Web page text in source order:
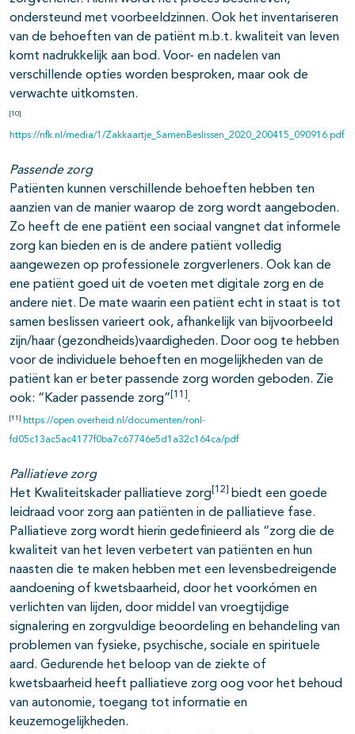
ondersteund met voorbeeldzinnen. Ook het inventariseren
van de behoeften van de patiënt m.b.t. kwaliteit van leven
komt nadrukkelijk aan bod. Voor- en nadelen van
verschillende opties worden besproken, maar ook de
verwachte uitkomsten.
[10]
https://nfk.nl/media/1/Zakkaartje_SamenBeslissen_2020_200415_090916.pdf
Passende zorg
Patiënten kunnen verschillende behoeften hebben ten
aanzien van de manier waarop de zorg wordt aangeboden.
Zo heeft de ene patiënt een sociaal vangnet dat informele
zorg kan bieden en is de andere patiënt volledig
aangewezen op professionele zorgverleners. Ook kan de
ene patiënt goed uit de voeten met digitale zorg en de
andere niet. De mate waarin een patiënt echt in staat is tot
samen beslissen varieert ook, afhankelijk van bijvoorbeeld
zijn/haar (gezondheids)vaardigheden. Door oog te hebben
voor de individuele behoeften en mogelijkheden van de
patiënt kan er beter passende zorg worden geboden. Zie
ook: “Kader passende zorg” [11] .
[11] https://open.overheid.nl/documenten/ronl-
fd05c13ac5ac4177f0ba7c67746e5d1a32c164ca/pdf
Palliatieve zorg
Het Kwaliteitskader palliatieve zorg [12]
biedt een goede
leidraad voor zorg aan patiënten in de palliatieve fase.
Palliatieve zorg wordt hierin gedefinieerd als “zorg die de
kwaliteit van het leven verbetert van patiënten en hun
naasten die te maken hebben met een levensbedreigende
aandoening of kwetsbaarheid, door het voorkómen en
verlichten van lijden, door middel van vroegtijdige
signalering en zorgvuldige beoordeling en behandeling van
problemen van fysieke, psychische, sociale en spirituele
aard. Gedurende het beloop van de ziekte of
kwetsbaarheid heeft palliatieve zorg oog voor het behoud
van autonomie, toegang tot informatie en
keuzemogelijkheden.